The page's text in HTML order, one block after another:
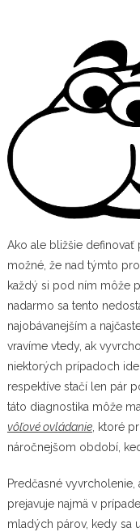
Ako ale bližšie definovať
možné, že nad týmto
každý si pod ním môže
nadarmo sa tento
najobávanejším a
vravíme vtedy, ak
niektorých prípadoch
respektíve stačí len pár
táto diagnostika môže
vôľové ovládanie, ktoré
náročnejšom období,
Predčasné vyvrcholenie,
prejavuje najmä v
mladých párov, kedy sa